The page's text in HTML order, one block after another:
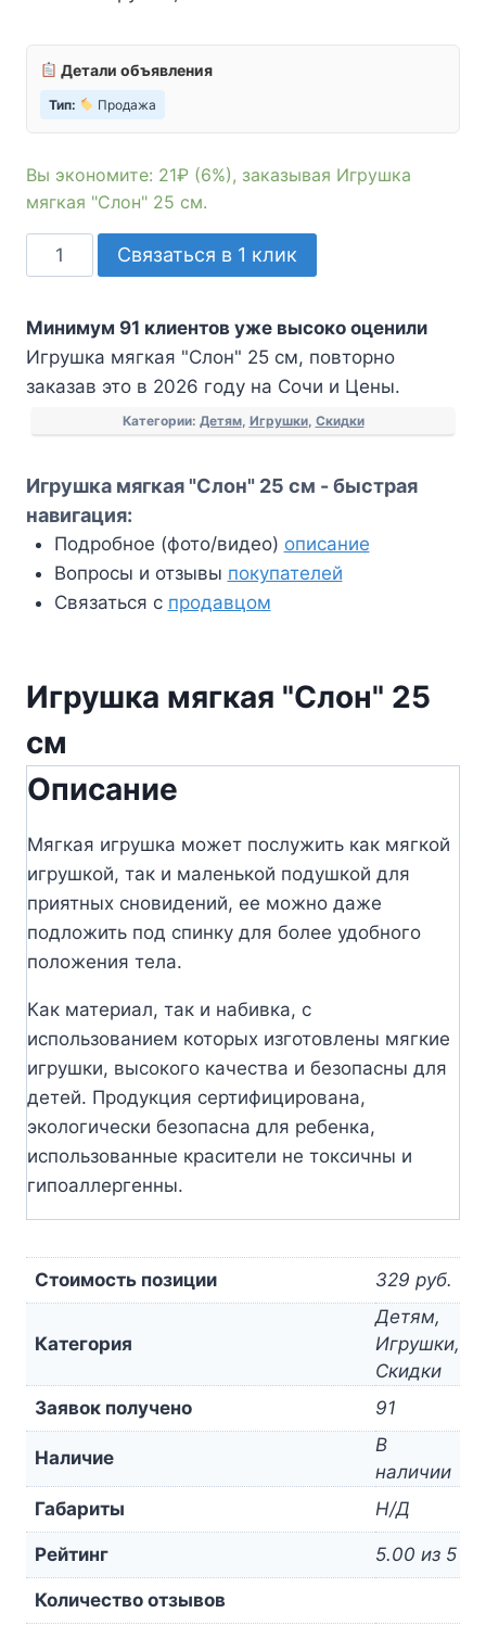
Детали объявления
Тип: Продажа
Вы экономите: 21₽ (6%), заказывая Игрушка
мягкая "Слон" 25 см.
Количество
товара
мягкая
"Слон"
25
Связаться в 1 клик
Минимум 91 клиентов уже высоко оценили
Игрушка мягкая "Слон" 25 см, повторно
заказав это в 2026 году на Сочи и Цены.
Категории: Детям, Игрушки, Скидки
Игрушка мягкая "Слон" 25 см - быстрая
навигация:
Подробное (фото/видео) описание
Вопросы и отзывы покупателей
Связаться с продавцом
Игрушка мягкая "Слон" 25
см
Описание
Мягкая игрушка может послужить как мягкой
игрушкой, так и маленькой подушкой для
приятных сновидений, ее можно даже
подложить под спинку для более удобного
положения тела.
Как материал, так и набивка, с
использованием которых изготовлены мягкие
игрушки, высокого качества и безопасны для
детей. Продукция сертифицирована,
экологически безопасна для ребенка,
использованные красители не токсичны и
гипоаллергенны.
Стоимость позиции 329 руб.
Категория
Детям,
Игрушки,
Скидки
Заявок получено
91
Наличие
В
наличии
Габариты
Н/Д
Рейтинг 5.00 из 5
Количество отзывов